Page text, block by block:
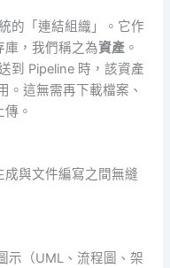
的「連結組織」。它作
庫，我們稱之為資產 。
到 Pipeline 時，該資產
。這無需再下載檔案、
。
與文件編寫之間無縫
示（UML、流程圖、架